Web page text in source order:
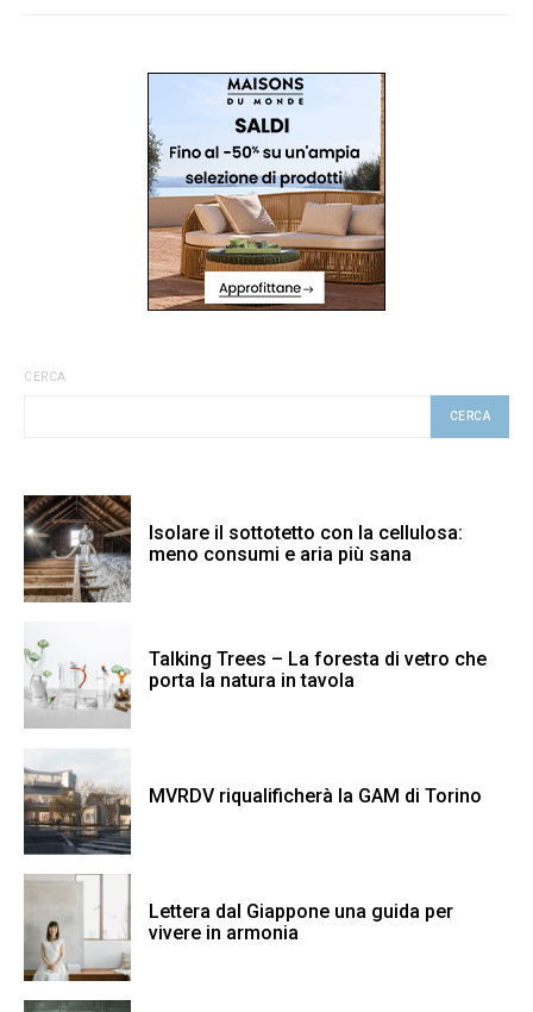
CERCA
CERCA
Isolare il sottotetto con la cellulosa:
meno consumi e aria più sana
Talking Trees – La foresta di vetro che
porta la natura in tavola
MVRDV riqualificherà la GAM di Torino
Lettera dal Giappone una guida per
vivere in armonia